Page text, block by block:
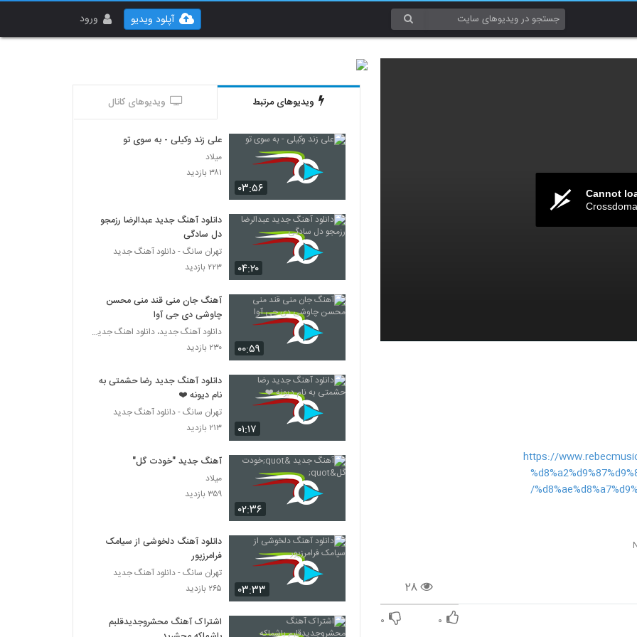
ورود آپلود ویدیو
Cannot
https://
۲۸
۰ ۰
ویدیوهای مرتبط ویدیوهای کانال
۰۳:۵۶
علی زند وکیلی - به سوی تو
میلاد
۳۸۱ بازدید
۰۴:۲۰
دانلود آهنگ جدید عبدالرضا رزمجو
دل سادگی
تهران سانگ - دانلود آهنگ جدید
۲۲۳ بازدید
۰۰:۵۹
آهنگ جان منی قند منی محسن
چاوشی دی جی آوا
دانلود آهنگ جدید، دانلود اهنگ جدید ایرانی
۲۳۰ بازدید
۰۱:۱۷
دانلود آهنگ جدید رضا حشمتی به
نام دیونه ❤️
تهران سانگ - دانلود آهنگ جدید
۲۱۳ بازدید
۰۲:۳۶
آهنگ جدید "خودت گل"
میلاد
۳۵۹ بازدید
۰۳:۳۳
دانلود آهنگ دلخوشی از سیامک
فرامرزپور
تهران سانگ - دانلود آهنگ جدید
۲۶۵ بازدید
اشتراک آهنگ محشروجدیدقلبم